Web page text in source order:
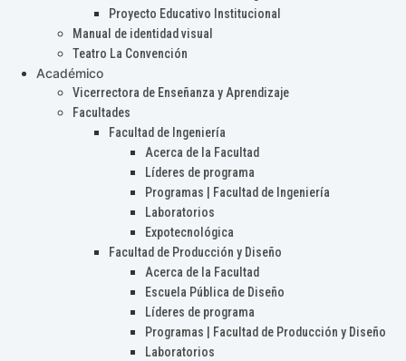
Proyecto Educativo Institucional
Manual de identidad visual
Teatro La Convención
Académico
Vicerrectora de Enseñanza y Aprendizaje
Facultades
Facultad de Ingeniería
Acerca de la Facultad
Líderes de programa
Programas | Facultad de Ingeniería
Laboratorios
Expotecnológica
Facultad de Producción y Diseño
Acerca de la Facultad
Escuela Pública de Diseño
Líderes de programa
Programas | Facultad de Producción y Diseño
Laboratorios